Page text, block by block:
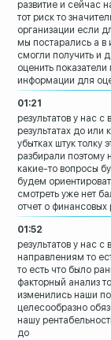
развитие и сейчас
тот риск то
организации если
мы постарались а в
смогли получить и
оценить
информации для
01:21
результатов у нас с
результатах до или
убытках штук толку
разбирали поэтому
какие-то вопросы
будем
смотреть уже нет
отчет о финансовых
01:52
результатов у нас
направлениям то
то есть что было
факторный анализ то
изменились наши
целесообразно
нашу
до